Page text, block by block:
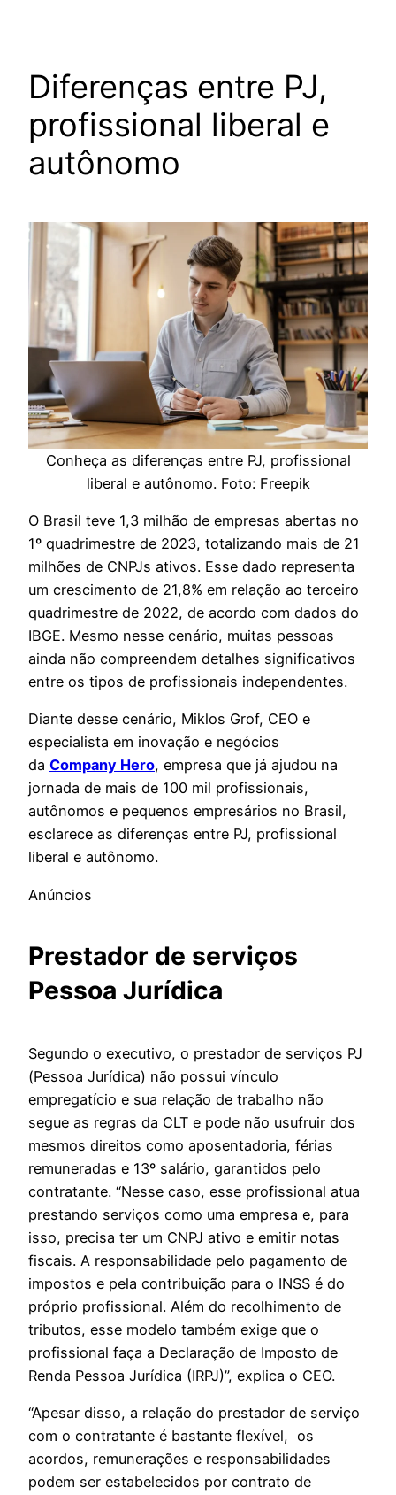
Diferenças entre PJ,
profissional liberal e
autônomo
Conheça as diferenças entre PJ, profissional
liberal e autônomo. Foto: Freepik
O Brasil teve 1,3 milhão de empresas abertas no
1º quadrimestre de 2023, totalizando mais de 21
milhões de CNPJs ativos. Esse dado representa
um crescimento de 21,8% em relação ao terceiro
quadrimestre de 2022, de acordo com dados do
IBGE. Mesmo nesse cenário, muitas pessoas
ainda não compreendem detalhes significativos
entre os tipos de profissionais independentes.
Diante desse cenário, Miklos Grof, CEO e
especialista em inovação e negócios
da Company Hero, empresa que já ajudou na
jornada de mais de 100 mil profissionais,
autônomos e pequenos empresários no Brasil,
esclarece as diferenças entre PJ, profissional
liberal e autônomo.
Anúncios
Prestador de serviços
Pessoa Jurídica
Segundo o executivo, o prestador de serviços PJ
(Pessoa Jurídica) não possui vínculo
empregatício e sua relação de trabalho não
segue as regras da CLT e pode não usufruir dos
mesmos direitos como aposentadoria, férias
remuneradas e 13º salário, garantidos pelo
contratante. “Nesse caso, esse profissional atua
prestando serviços como uma empresa e, para
isso, precisa ter um CNPJ ativo e emitir notas
fiscais. A responsabilidade pelo pagamento de
impostos e pela contribuição para o INSS é do
próprio profissional. Além do recolhimento de
tributos, esse modelo também exige que o
profissional faça a Declaração de Imposto de
Renda Pessoa Jurídica (IRPJ)”, explica o CEO.
“Apesar disso, a relação do prestador de serviço
com o contratante é bastante flexível, os
acordos, remunerações e responsabilidades
podem ser estabelecidos por contrato de